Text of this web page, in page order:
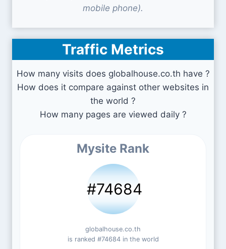
mobile phone).
Traffic Metrics
How many visits does globalhouse.co.th have ?
How does it compare against other websites in
the world ?
How many pages are viewed daily ?
Mysite Rank
#74684
globalhouse.co.th
is ranked #74684 in the world